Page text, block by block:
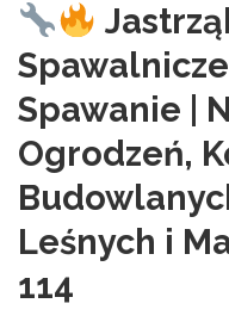
Spawanie |
Ogrodzeń,
Leśnych i
114